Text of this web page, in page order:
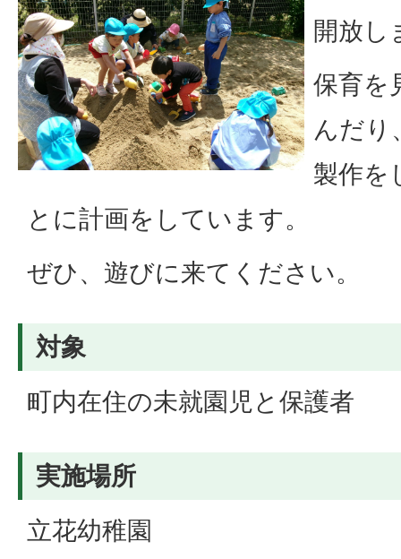
開放し
保育を
んだり
製作を
とに計画をしています。
ぜひ、遊びに来てください。
対象
町内在住の未就園児と保護者
実施場所
立花幼稚園